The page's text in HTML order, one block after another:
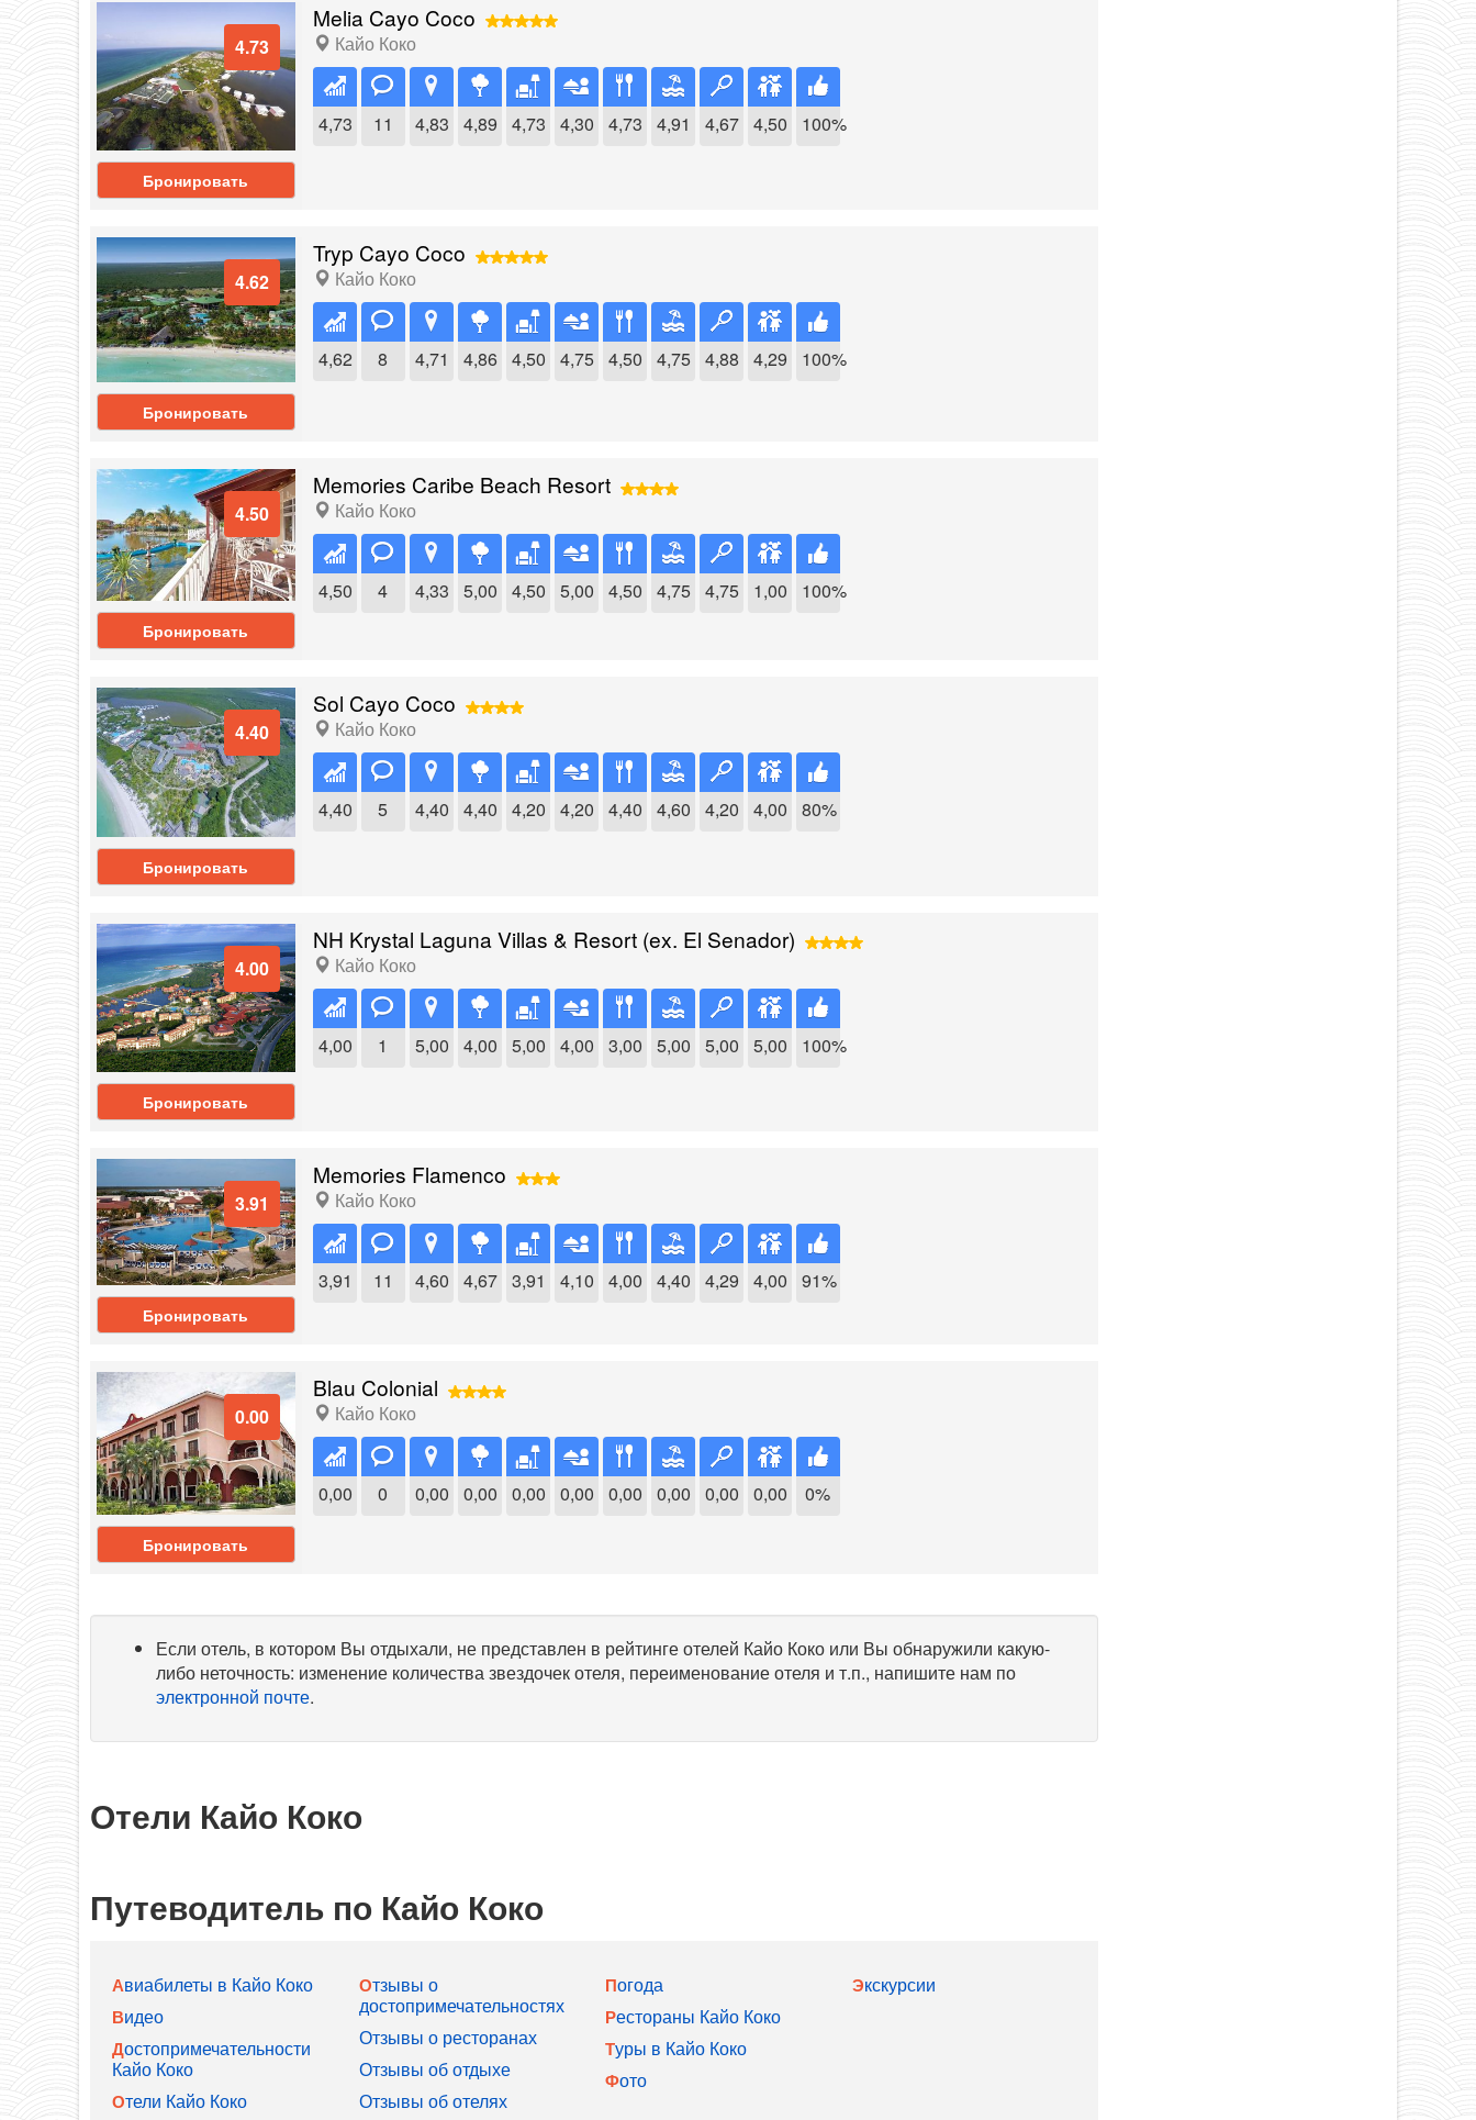
4.73
Бронировать
Melia Cayo Coco
Кайо Коко
4,73 11 4,83 4,89 4,73 4,30 4,73 4,91 4,67 4,50 100%
4.62
Бронировать
Tryp Cayo Coco
Кайо Коко
4,62 8 4,71 4,86 4,50 4,75 4,50 4,75 4,88 4,29 100%
4.50
Бронировать
Memories Caribe Beach Resort
Кайо Коко
4,50 4 4,33 5,00 4,50 5,00 4,50 4,75 4,75 1,00 100%
4.40
Бронировать
Sol Cayo Coco
Кайо Коко
4,40 5 4,40 4,40 4,20 4,20 4,40 4,60 4,20 4,00 80%
4.00
Бронировать
NH Krystal Laguna Villas & Resort (ex. El Senador)
Кайо Коко
4,00 1 5,00 4,00 5,00 4,00 3,00 5,00 5,00 5,00 100%
3.91
Бронировать
Memories Flamenco
Кайо Коко
3,91 11 4,60 4,67 3,91 4,10 4,00 4,40 4,29 4,00 91%
0.00
Бронировать
Blau Colonial
Кайо Коко
0,00 0 0,00 0,00 0,00 0,00 0,00 0,00 0,00 0,00 0%
Если отель, в котором Вы отдыхали, не представлен в рейтинге отелей Кайо Коко или Вы обнаружили какую-
либо неточность: изменение количества звездочек отеля, переименование отеля и т.п., напишите нам по
электронной почте.
Отели Кайо Коко
Путеводитель по Кайо Коко
Авиабилеты в Кайо Коко
Видео
Достопримечательности
Кайо Коко
Отели Кайо Коко
Отзывы о
достопримечательностях
Отзывы о ресторанах
Отзывы об отдыхе
Отзывы об отелях
Погода
Рестораны Кайо Коко
Туры в Кайо Коко
Фото
Экскурсии